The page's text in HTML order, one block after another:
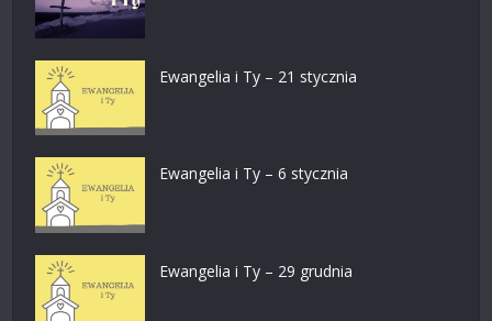
Ewangelia i Ty – 21 stycznia
Ewangelia i Ty – 6 stycznia
Ewangelia i Ty – 29 grudnia